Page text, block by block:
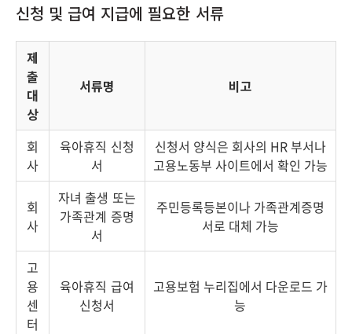
신청 및 급여 지급에 필요한 서류
제
출
대
상
서류명 비고
회
사
육아휴직 신청
서
신청서 양식은 회사의 HR 부서나
고용노동부 사이트에서 확인 가능
회
사
자녀 출생 또는
가족관계 증명
서
주민등록등본이나 가족관계증명
서로 대체 가능
고
용
센
터
육아휴직 급여
신청서
고용보험 누리집에서 다운로드 가
능